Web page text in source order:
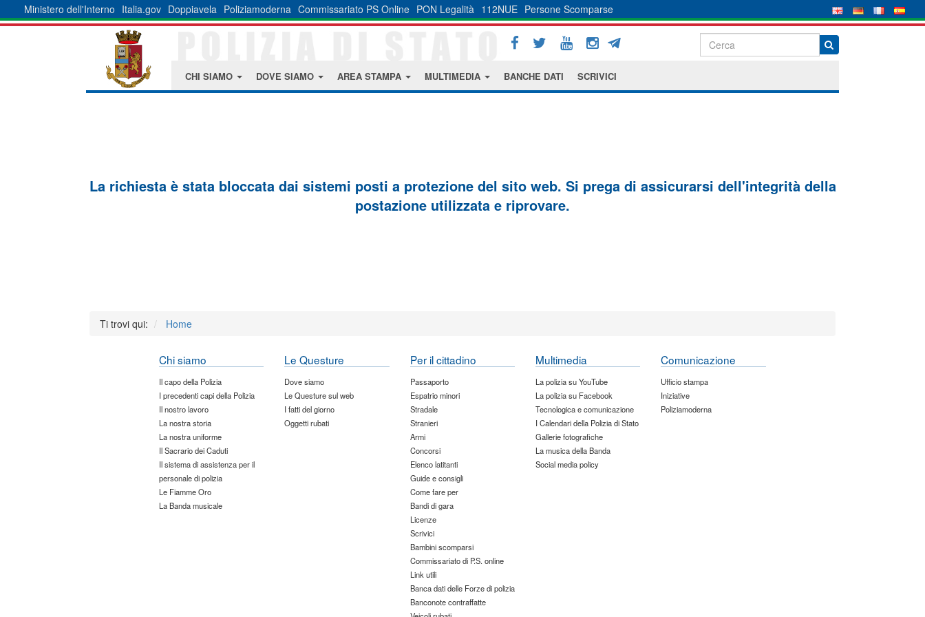
Ministero dell'Interno Italia.gov Doppiavela Poliziamoderna Commissariato PS Online PON Legalità 112NUE Persone Scomparse
CHI SIAMO DOVE SIAMO AREA STAMPA MULTIMEDIA BANCHE DATI SCRIVICI
La richiesta è stata bloccata dai sistemi posti a protezione del sito web. Si prega di assicurarsi dell'integrità della
postazione utilizzata e riprovare.
Ti trovi qui: Home
Chi siamo
Il capo della Polizia
I precedenti capi della Polizia
Il nostro lavoro
La nostra storia
La nostra uniforme
Il Sacrario dei Caduti
Il sistema di assistenza per il
personale di polizia
Le Fiamme Oro
La Banda musicale
Le Questure
Dove siamo
Le Questure sul web
I fatti del giorno
Oggetti rubati
Per il cittadino
Passaporto
Espatrio minori
Stradale
Stranieri
Armi
Concorsi
Elenco latitanti
Guide e consigli
Come fare per
Bandi di gara
Licenze
Scrivici
Bambini scomparsi
Commissariato di P.S. online
Link utili
Banca dati delle Forze di polizia
Banconote contraffatte
Multimedia
La polizia su YouTube
La polizia su Facebook
Tecnologica e comunicazione
I Calendari della Polizia di Stato
Gallerie fotografiche
La musica della Banda
Social media policy
Comunicazione
Ufficio stampa
Iniziative
Poliziamoderna